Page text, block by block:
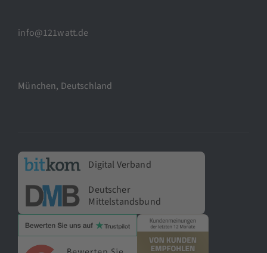
info@121watt.de
München, Deutschland
Digital Verband
Deutscher
Mittelstandsbund